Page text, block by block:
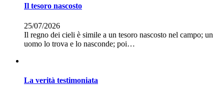
Il tesoro nascosto
25/07/2026
Il regno dei cieli è simile a un tesoro nascosto nel campo; un
uomo lo trova e lo nasconde; poi…
La verità testimoniata